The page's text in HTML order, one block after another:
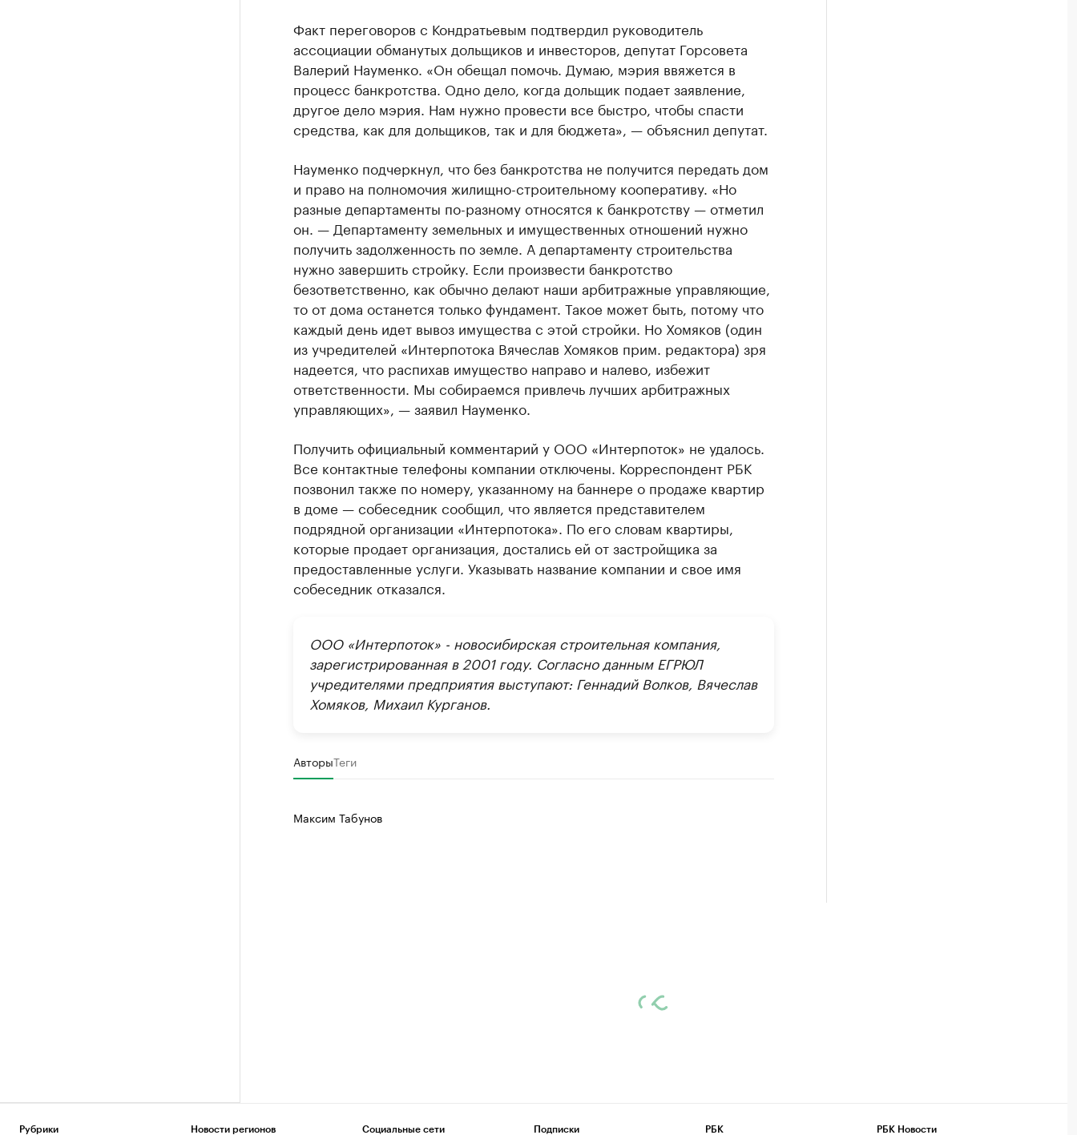
Факт переговоров с Кондратьевым подтвердил руководитель
ассоциации обманутых дольщиков и инвесторов, депутат Горсовета
Валерий Науменко. «Он обещал помочь. Думаю, мэрия ввяжется в
процесс банкротства. Одно дело, когда дольщик подает заявление,
другое дело мэрия. Нам нужно провести все быстро, чтобы спасти
средства, как для дольщиков, так и для бюджета», — объяснил депутат.
Науменко подчеркнул, что без банкротства не получится передать дом
и право на полномочия жилищно-строительному кооперативу. «Но
разные департаменты по-разному относятся к банкротству — отметил
он. — Департаменту земельных и имущественных отношений нужно
получить задолженность по земле. А департаменту строительства
нужно завершить стройку. Если произвести банкротство
безответственно, как обычно делают наши арбитражные управляющие,
то от дома останется только фундамент. Такое может быть, потому что
каждый день идет вывоз имущества с этой стройки. Но Хомяков (один
из учредителей «Интерпотока Вячеслав Хомяков прим. редактора) зря
надеется, что распихав имущество направо и налево, избежит
ответственности. Мы собираемся привлечь лучших арбитражных
управляющих», — заявил Науменко.
Получить официальный комментарий у ООО «Интерпоток» не удалось.
Все контактные телефоны компании отключены. Корреспондент РБК
позвонил также по номеру, указанному на баннере о продаже квартир
в доме — собеседник сообщил, что является представителем
подрядной организации «Интерпотока». По его словам квартиры,
которые продает организация, достались ей от застройщика за
предоставленные услуги. Указывать название компании и свое имя
собеседник отказался.
ООО «Интерпоток» - новосибирская строительная компания,
зарегистрированная в 2001 году. Согласно данным ЕГРЮЛ
учредителями предприятия выступают: Геннадий Волков, Вячеслав
Хомяков, Михаил Курганов.
АвторыТеги
Максим Табунов
Рубрики Новости регионов Социальные сети Подписки РБК РБК Новости